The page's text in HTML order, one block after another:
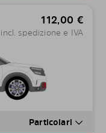
112,00 €
incl. spedizione e IVA
Particolari